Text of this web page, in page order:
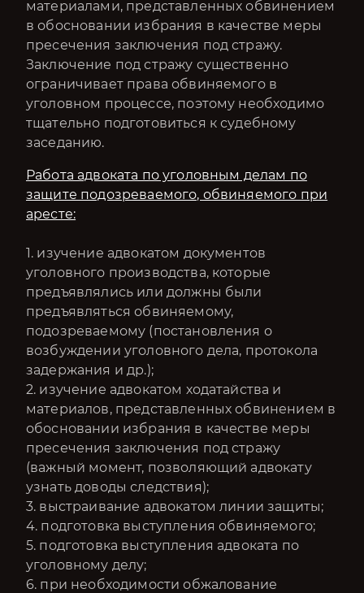
материалами, представленных обвинением
в обосновании избрания в качестве меры
пресечения заключения под стражу.
Заключение под стражу существенно
ограничивает права обвиняемого в
уголовном процессе, поэтому необходимо
тщательно подготовиться к судебному
заседанию.
Работа адвоката по уголовным делам по
защите подозреваемого, обвиняемого при
аресте:
1. изучение адвокатом документов
уголовного производства, которые
предъявлялись или должны были
предъявляться обвиняемому,
подозреваемому (постановления о
возбуждении уголовного дела, протокола
задержания и др.);
2. изучение адвокатом ходатайства и
материалов, представленных обвинением в
обосновании избрания в качестве меры
пресечения заключения под стражу
(важный момент, позволяющий адвокату
узнать доводы следствия);
3. выстраивание адвокатом линии защиты;
4. подготовка выступления обвиняемого;
5. подготовка выступления адвоката по
уголовному делу;
6. при необходимости обжалование